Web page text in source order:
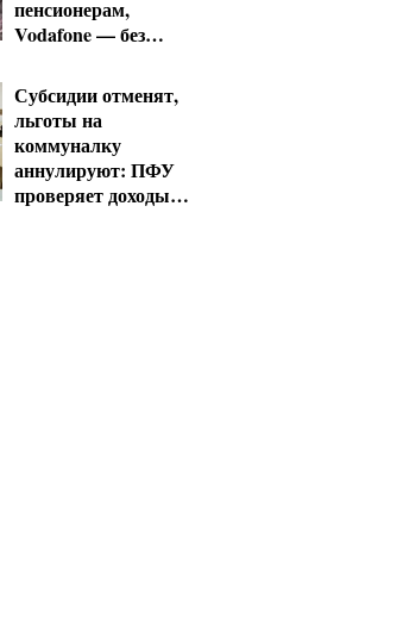
пенсионерам,
Vodafone — без
Субсидии отменят,
льготы на
коммуналку
аннулируют: ПФУ
проверяет доходы